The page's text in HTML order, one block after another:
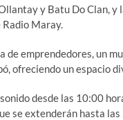
y Batu Do Clan,
Maray.
emprendedores, un
ofreciendo un espacio
desde las 10:00
se extenderán hasta